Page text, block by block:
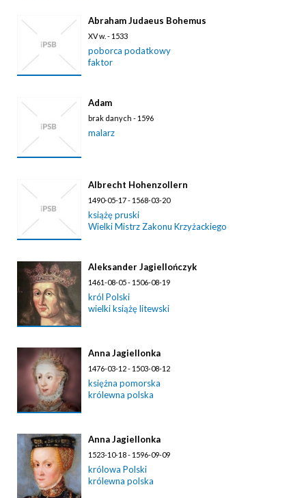
Abraham Judaeus Bohemus
XV w. - 1533
poborca podatkowy
faktor
Adam
brak danych - 1596
malarz
Albrecht Hohenzollern
1490-05-17 - 1568-03-20
książę pruski
Wielki Mistrz Zakonu Krzyżackiego
Aleksander Jagiellończyk
1461-08-05 - 1506-08-19
król Polski
wielki książę litewski
Anna Jagiellonka
1476-03-12 - 1503-08-12
księżna pomorska
królewna polska
Anna Jagiellonka
1523-10-18 - 1596-09-09
królowa Polski
królewna polska